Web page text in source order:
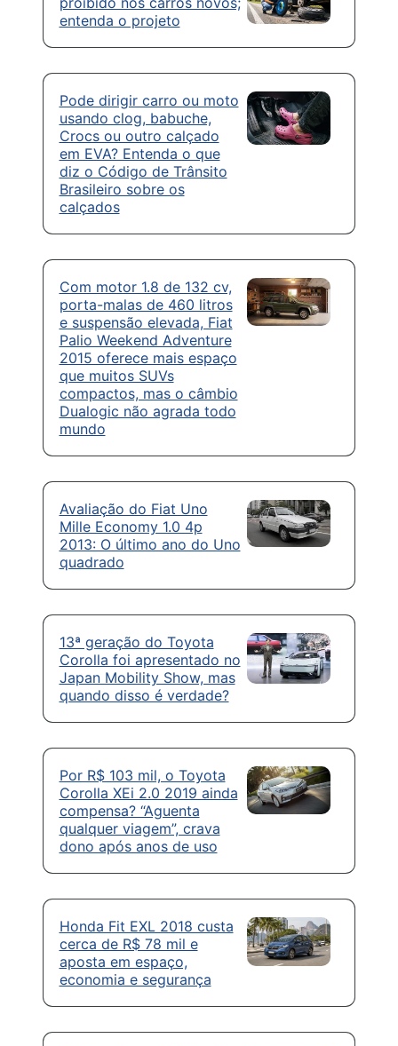
entenda o projeto
Pode dirigir carro ou moto
usando clog, babuche,
Crocs ou outro calçado
em EVA? Entenda o que
diz o Código de Trânsito
Brasileiro sobre os
calçados
Com motor 1.8 de 132 cv,
porta-malas de 460 litros
e suspensão elevada, Fiat
Palio Weekend Adventure
2015 oferece mais espaço
que muitos SUVs
compactos, mas o câmbio
Dualogic não agrada todo
mundo
Avaliação do Fiat Uno
Mille Economy 1.0 4p
2013: O último ano do Uno
quadrado
13ª geração do Toyota
Corolla foi apresentado no
Japan Mobility Show, mas
quando disso é verdade?
Por R$ 103 mil, o Toyota
Corolla XEi 2.0 2019 ainda
compensa? “Aguenta
qualquer viagem”, crava
dono após anos de uso
Honda Fit EXL 2018 custa
cerca de R$ 78 mil e
aposta em espaço,
economia e segurança